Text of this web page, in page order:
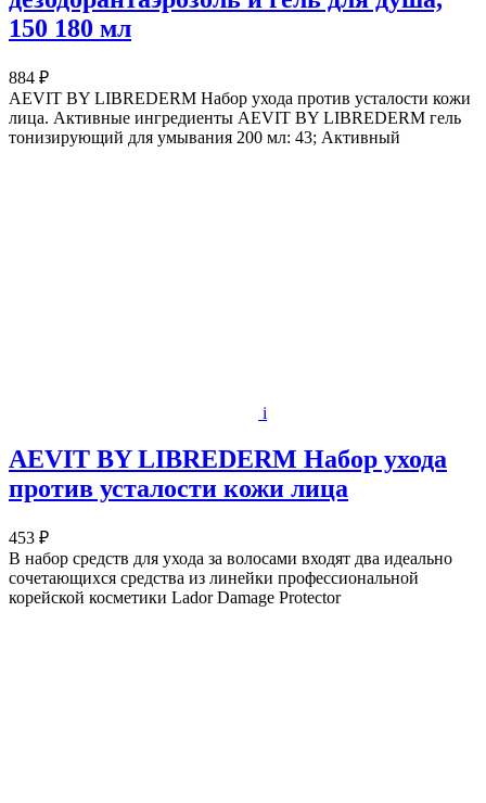
150 180 мл
884 ₽
AEVIT BY LIBREDERM Набор ухода против усталости кожи
лица. Активные ингредиенты AEVIT BY LIBREDERM гель
тонизирующий для умывания 200 мл: 43; Активный
i
AEVIT BY LIBREDERM Набор ухода
против усталости кожи лица
453 ₽
В набор средств для ухода за волосами входят два идеально
сочетающихся средства из линейки профессиональной
корейской косметики Lador Damage Protector